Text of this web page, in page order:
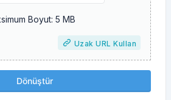
Boyut: 5 MB
Uzak URL Kullan
Dönüştür